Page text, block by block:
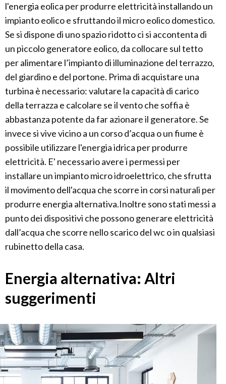
l'energia eolica per produrre elettricità installando un
impianto eolico e sfruttando il micro eolico domestico.
Se si dispone di uno spazio ridotto ci si accontenta di
un piccolo generatore eolico, da collocare sul tetto
per alimentare l’impianto di illuminazione del terrazzo,
del giardino e del portone. Prima di acquistare una
turbina è necessario: valutare la capacità di carico
della terrazza e calcolare se il vento che soffia è
abbastanza potente da far azionare il generatore. Se
invece si vive vicino a un corso d’acqua o un fiume è
possibile utilizzare l'energia idrica per produrre
elettricità. E' necessario avere i permessi per
installare un impianto micro idroelettrico, che sfrutta
il movimento dell'acqua che scorre in corsi naturali per
produrre energia alternativa.Inoltre sono stati messi a
punto dei dispositivi che possono generare elettricità
dall’acqua che scorre nello scarico del wc o in qualsiasi
rubinetto della casa.
Energia alternativa: Altri
suggerimenti